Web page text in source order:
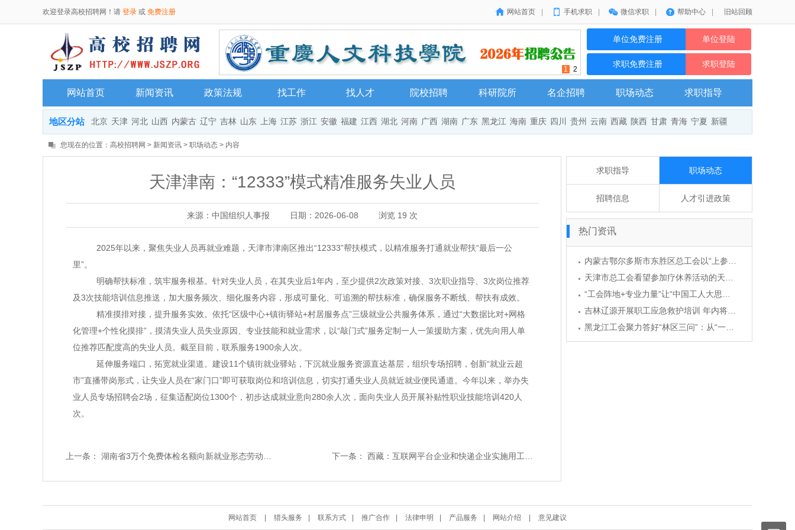
欢迎登录高校招聘网！请 登录 或 免费注册 网站首页 手机求职 微信求职 帮助中心 旧站回顾
1 2
单位免费注册 单位登陆
求职免费注册 求职登陆
网站首页 新闻资讯 政策法规 找工作 找人才 院校招聘 科研院所 名企招聘 职场动态 求职指导
地区分站 北京 天津 河北 山西 内蒙古 辽宁 吉林 山东 上海 江苏 浙江 安徽 福建 江西 湖北 河南 广西 湖南 广东 黑龙江 海南 重庆 四川 贵州 云南 西藏 陕西 甘肃 青海 宁夏 新疆
您现在的位置： 高校招聘网 > 新闻资讯 > 职场动态 > 内容
天津津南：“12333”模式精准服务失业人员
来源：中国组织人事报 日期：2026-06-08 浏览 19 次
2025年以来，聚焦失业人员再就业难题，天津市津南区推出“12333”帮扶模式，以精准服务打通就业帮扶“最后一公
里”。
明确帮扶标准，筑牢服务根基。针对失业人员，在其失业后1年内，至少提供2次政策对接、3次职业指导、3次岗位推荐
及3次技能培训信息推送，加大服务频次、细化服务内容，形成可量化、可追溯的帮扶标准，确保服务不断线、帮扶有成效。
精准摸排对接，提升服务实效。依托“区级中心+镇街驿站+村居服务点”三级就业公共服务体系，通过“大数据比对+网格
化管理+个性化摸排”，摸清失业人员失业原因、专业技能和就业需求，以“敲门式”服务定制一人一策援助方案，优先向用人单
位推荐匹配度高的失业人员。截至目前，联系服务1900余人次。
延伸服务端口，拓宽就业渠道。建设11个镇街就业驿站，下沉就业服务资源直达基层，组织专场招聘，创新“就业云超
市”直播带岗形式，让失业人员在“家门口”即可获取岗位和培训信息，切实打通失业人员就近就业便民通道。今年以来，举办失
业人员专场招聘会2场，征集适配岗位1300个，初步达成就业意向280余人次，面向失业人员开展补贴性职业技能培训420人
次。
上一条： 湖南省3万个免费体检名额向新就业形态劳动者开放 下一条： 西藏：互联网平台企业和快递企业实施用工报告制度
求职指导 职场动态
招聘信息 人才引进政策
热门资讯
网站首页 猎头服务 联系方式 推广合作 法律申明 产品服务 网站介绍 意见建议